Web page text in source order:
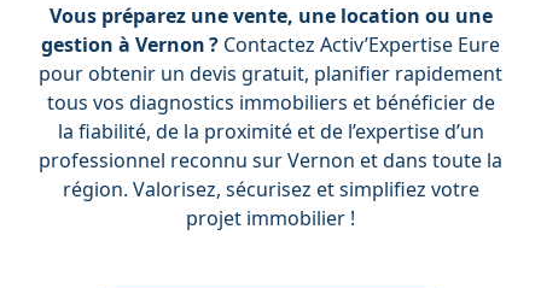
Vous préparez une vente, une location ou une
gestion à Vernon ? Contactez Activ’Expertise Eure
pour obtenir un devis gratuit, planifier rapidement
tous vos diagnostics immobiliers et bénéficier de
la fiabilité, de la proximité et de l’expertise d’un
professionnel reconnu sur Vernon et dans toute la
région. Valorisez, sécurisez et simplifiez votre
projet immobilier !